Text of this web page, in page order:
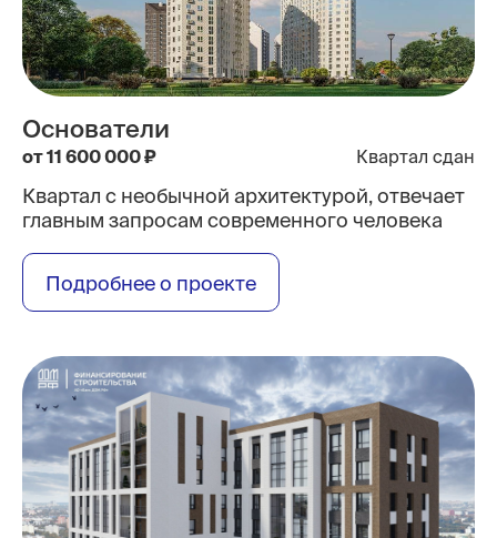
Основатели
от 11 600 000 ₽ Квартал сдан
Квартал с необычной архитектурой, отвечает
главным запросам современного человека
Подробнее о проекте